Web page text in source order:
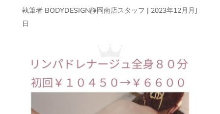
執筆者 BODYDESIGN静岡南店スタッフ | 2023年12月月J
日